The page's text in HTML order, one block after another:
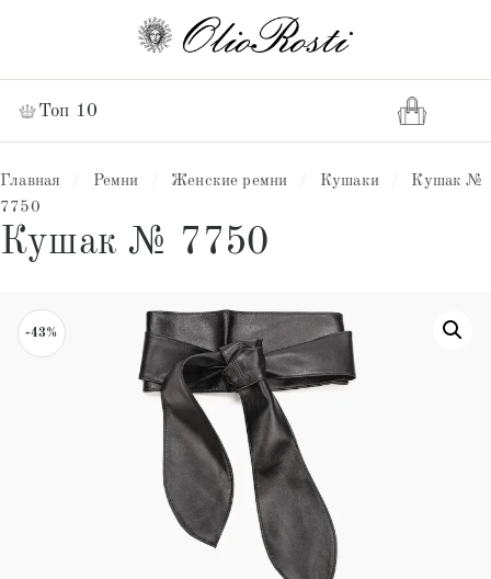
Топ 10
Главная Ремни Женские ремни Кушаки
Кушак №
7750
Кушак № 7750
-43%